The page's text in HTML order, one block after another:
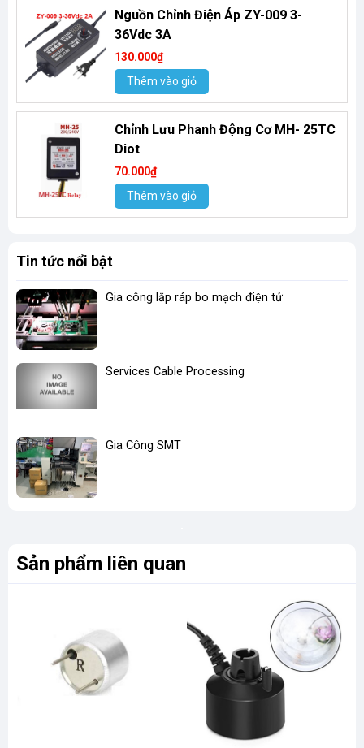
Nguồn Chỉnh Điện Áp ZY-009 3-
36Vdc 3A
130.000₫
Thêm vào giỏ
Chỉnh Lưu Phanh Động Cơ MH- 25TC
Diot
70.000₫
Thêm vào giỏ
Tin tức nổi bật
Gia công lắp ráp bo mạch điện tử
Services Cable Processing
Gia Công SMT
Sản phẩm liên quan